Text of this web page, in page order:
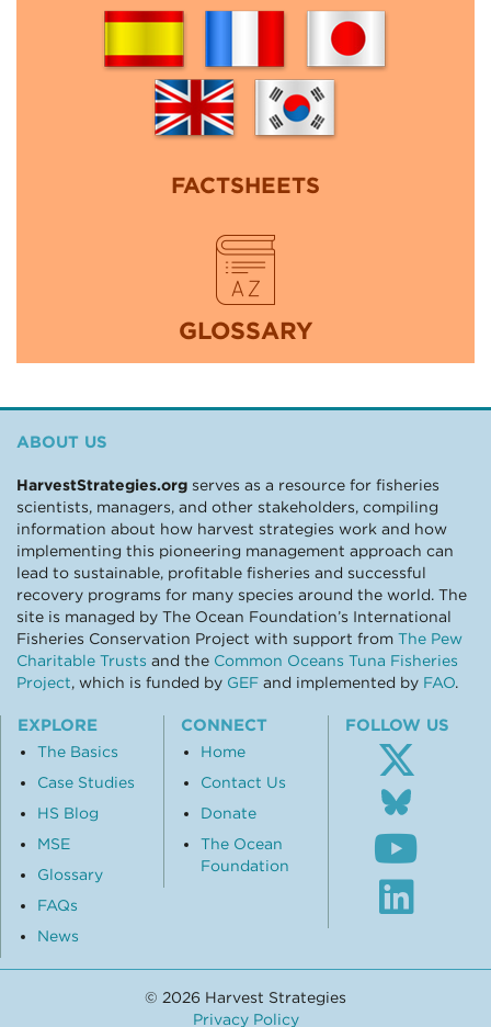
FACTSHEETS
GLOSSARY
ABOUT US
HarvestStrategies.org serves as a resource for fisheries
scientists, managers, and other stakeholders, compiling
information about how harvest strategies work and how
implementing this pioneering management approach can
lead to sustainable, profitable fisheries and successful
recovery programs for many species around the world. The
site is managed by The Ocean Foundation’s International
Fisheries Conservation Project with support from The Pew
Charitable Trusts and the Common Oceans Tuna Fisheries
Project, which is funded by GEF and implemented by FAO.
EXPLORE
The Basics
Case Studies
HS Blog
MSE
Glossary
FAQs
News
CONNECT
Home
Contact Us
Donate
The Ocean
Foundation
FOLLOW US
us
on
to
our
Visit
our
© 2026 Harvest Strategies
Privacy Policy